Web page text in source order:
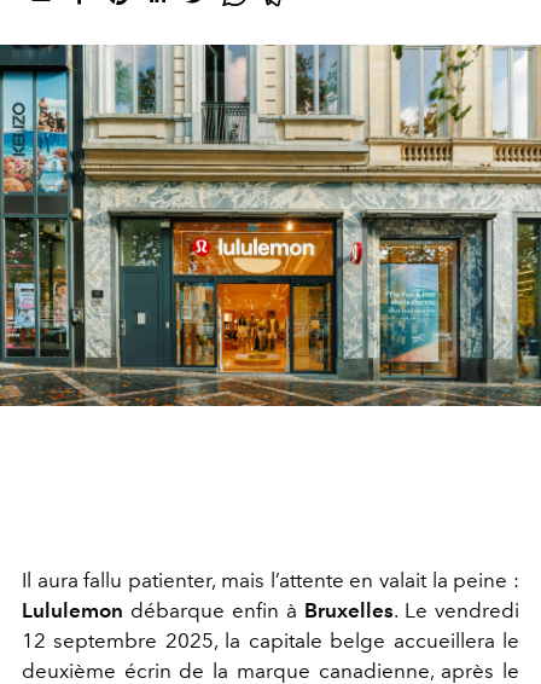
Il aura fallu patienter, mais l’attente en valait la peine :
Lululemon débarque enfin à Bruxelles. Le vendredi
12 septembre 2025, la capitale belge accueillera le
deuxième écrin de la marque canadienne, après le